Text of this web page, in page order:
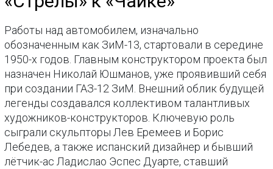
Работы над автомобилем, изначально
обозначенным как ЗиМ-13, стартовали в середине
1950-х годов. Главным конструктором проекта был
назначен Николай Юшманов, уже проявивший себя
при создании ГАЗ-12 ЗиМ. Внешний облик будущей
легенды создавался коллективом талантливых
художников-конструкторов. Ключевую роль
сыграли скульпторы Лев Еремеев и Борис
Лебедев, а также испанский дизайнер и бывший
лётчик-ас Ладислао Эспес Дуарте, ставший